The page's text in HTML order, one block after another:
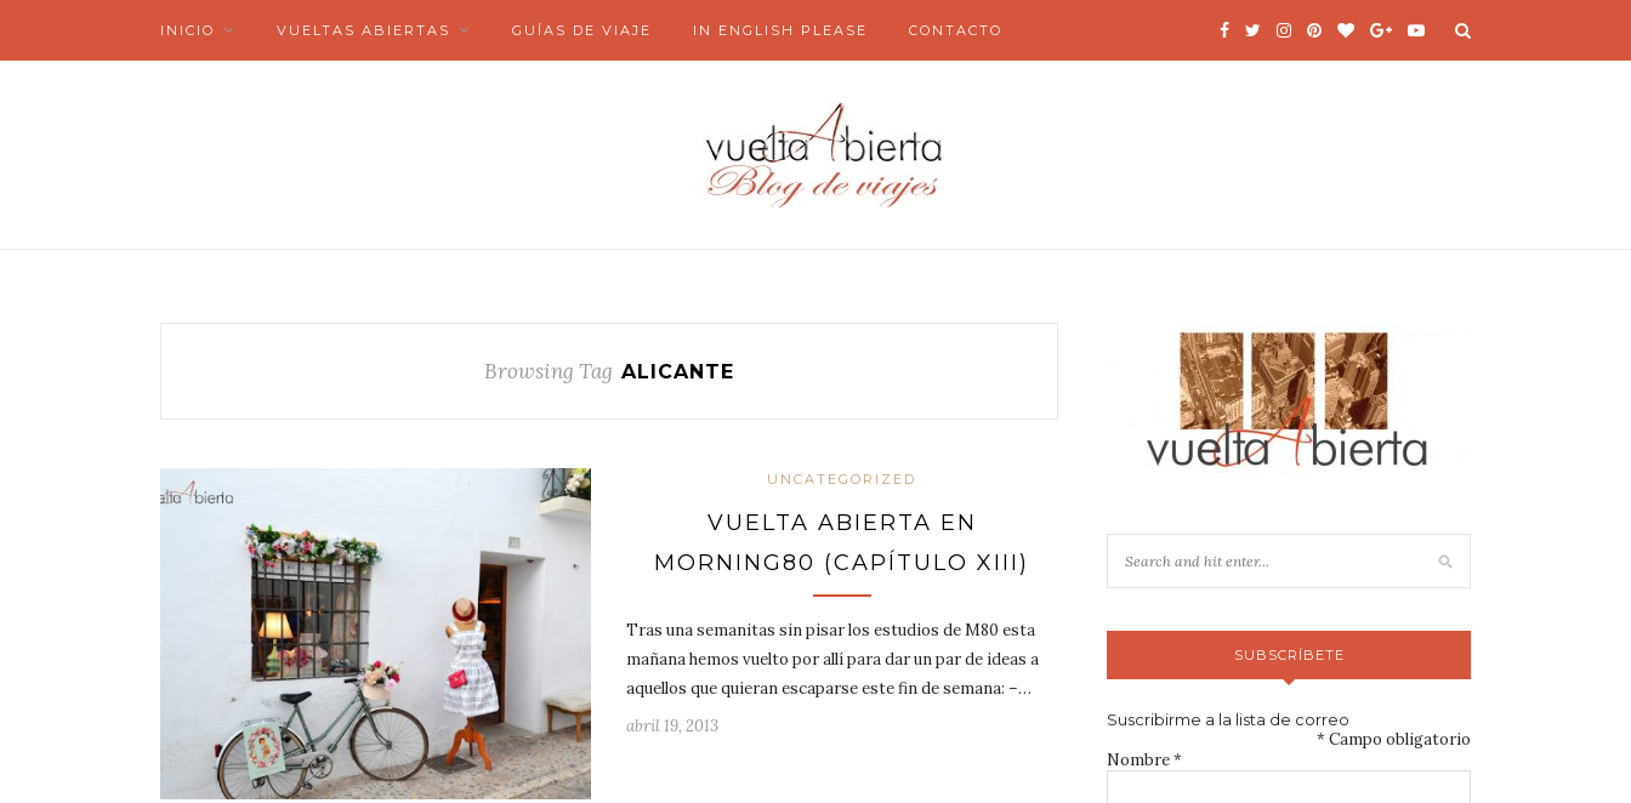
INICIO VUELTAS ABIERTAS GUÍAS DE VIAJE IN ENGLISH PLEASE CONTACTO
Browsing Tag ALICANTE
UNCATEGORIZED
VUELTA ABIERTA EN
MORNING80 (CAPÍTULO XIII)
Tras una semanitas sin pisar los estudios de M80 esta
mañana hemos vuelto por allí para dar un par de ideas a
aquellos que quieran escaparse este fin de semana: –…
abril 19, 2013
SUBSCRÍBETE
Suscribirme a la lista de correo
* Campo obligatorio
Nombre*